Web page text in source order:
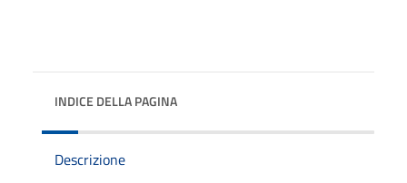
INDICE DELLA PAGINA
Descrizione